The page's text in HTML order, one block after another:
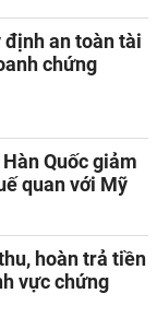
định an toàn tài
chứng
Quốc giảm
quan với Mỹ
hoàn trả tiền
vực chứng